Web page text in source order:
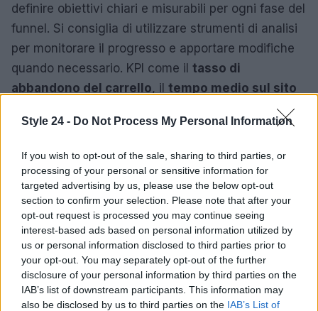
Style 24 - Do Not Process My Personal Information
If you wish to opt-out of the sale, sharing to third parties, or
processing of your personal or sensitive information for
targeted advertising by us, please use the below opt-out
section to confirm your selection. Please note that after your
opt-out request is processed you may continue seeing
interest-based ads based on personal information utilized by
us or personal information disclosed to third parties prior to
your opt-out. You may separately opt-out of the further
disclosure of your personal information by third parties on the
IAB’s list of downstream participants. This information may
also be disclosed by us to third parties on the IAB’s List of
definire obiettivi chiari e misurabili per ogni fase del
funnel. Si consiglia di utilizzare strumenti di analisi
per monitorare il progresso e apportare modifiche
quando necessario. KPI come il tasso di
abbandono del carrello, il tempo medio sul sito
indicatori chiave da considerare.
Inoltre, è importante sperimentare continuamente
nuove tecniche di marketing e raccogliere
feedback dai clienti per migliorare ulteriormente
l’esperienza. La chiave è mantenere flessibilità e
prontezza nel modificare le strategie in base ai dati
raccolti, assicurando che il funnel di vendita
rimanga efficace e allineato alle esigenze del
mercato.